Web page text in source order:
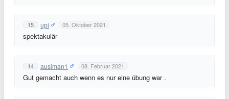
15 upi 05. Oktober 2021
spektakulär
14 ausiman1 08. Februar 2021
Gut gemacht auch wenn es nur eine übung war .